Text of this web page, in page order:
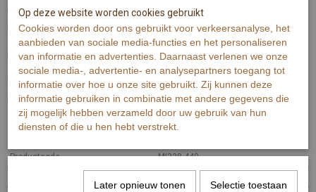
Wenskaart bevat rechte hoeken. Op de achterzijde is minimale
informatie van de kaart zichtbaar.
De Illustratie is gemaakt met aquarelverf en fineliner.
Wenskaart bevat aan de voorzijde de tekst 'gefeliciteerd met je
nieuwe baan!'
Specificaties
Productcode MI238-440
Op deze website worden cookies gebruikt
Cookies worden door ons gebruikt voor verkeersanalyse, het
aanbieden van sociale media-functies en het personaliseren
van informatie en advertenties. Daarnaast verlenen we onze
sociale media-, advertentie- en analysepartners toegang tot
informatie over hoe u onze site gebruikt. Zij kunnen deze
informatie gebruiken in combinatie met andere gegevens die
zij mogelijk hebben verzameld door uw gebruik van hun
diensten of die u hen hebt verstrekt.
Later opnieuw tonen Selectie toestaan